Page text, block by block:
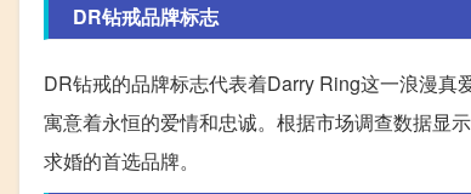
DR钻戒品牌标志
DR钻戒的品牌标志代表着Darry Ring这一浪漫真
寓意着永恒的爱情和忠诚。根据市场调查数据显
求婚的首选品牌。